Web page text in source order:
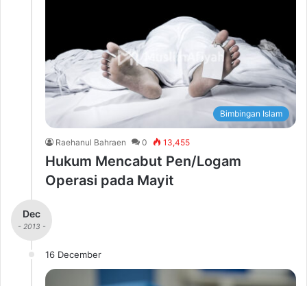
Bimbingan Islam
Raehanul Bahraen 0 13,455
Hukum Mencabut Pen/Logam
Operasi pada Mayit
Dec
- 2013 -
16 December